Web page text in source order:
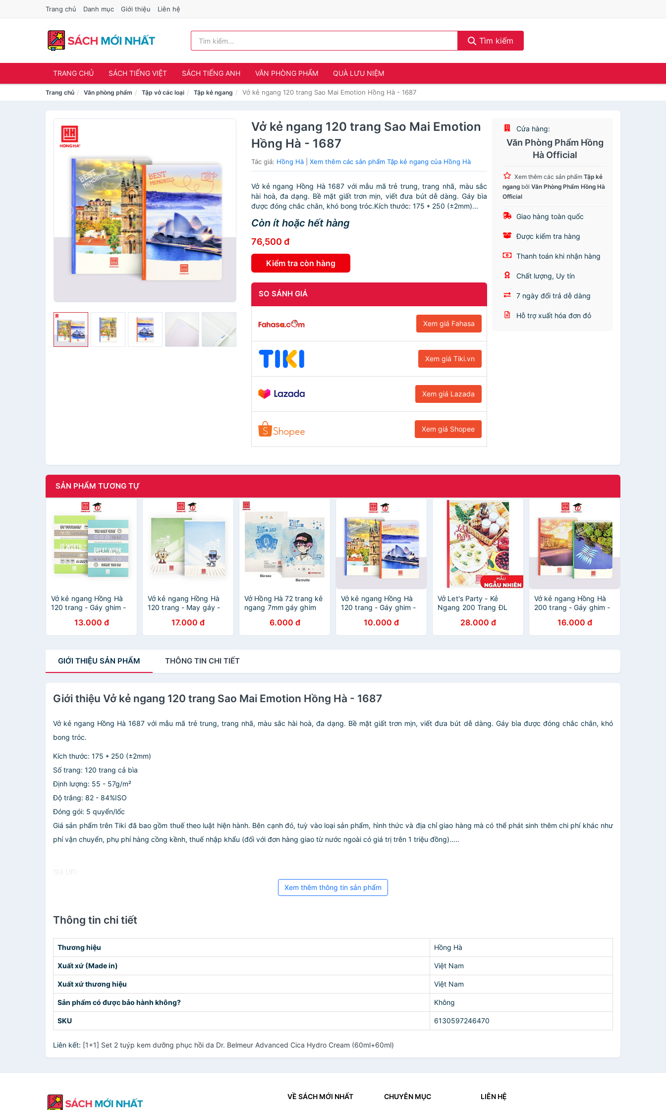
Trang chủ Danh mục Giới thiệu Liên hệ
Tìm kiếm
TRANG CHỦ SÁCH TIẾNG VIỆT SÁCH TIẾNG ANH VĂN PHÒNG PHẨM QUÀ LƯU NIỆM
Trang chủ Văn phòng phẩm Tập vở các loại Tập kẻ ngang Vở kẻ ngang 120 trang Sao Mai Emotion Hồng Hà - 1687
Vở kẻ ngang 120 trang Sao Mai Emotion
Hồng Hà - 1687
Tác giả: Hồng Hà |Xem thêm các sản phẩm Tập kẻ ngang của Hồng Hà
Vở kẻ ngang Hồng Hà 1687 với mẫu mã trẻ trung, trang nhã, màu sắc
hài hoà, đa dạng. Bề mặt giất trơn mịn, viết đưa bút dễ dàng. Gáy bìa
được đóng chắc chắn, khó bong tróc.Kích thước: 175 * 250 (±2mm)...
Còn ít hoặc hết hàng
76,500 đ
Kiểm tra còn hàng
SO SÁNH GIÁ
Xem giá Fahasa
Xem giá Tiki.vn
Xem giá Lazada
Xem giá Shopee
Cửa hàng:
Văn Phòng Phẩm Hồng
Hà Official
Xem thêm các sản phẩmTập kẻ
ngang bởiVăn Phòng Phẩm Hồng Hà
Official
Giao hàng toàn quốc
Được kiểm tra hàng
Thanh toán khi nhận hàng
Chất lượng, Uy tín
7 ngày đổi trả dễ dàng
Hỗ trợ xuất hóa đơn đỏ
SẢN PHẨM TƯƠNG TỰ
Vở kẻ ngang Hồng Hà
120 trang - Gáy ghim -
định lượng 70 gm2 độ
sáng 90-92 ISO Khổ vở
13.000 đ
Vở kẻ ngang Hồng Hà
120 trang - May gáy -
lượng 70 m2 độ sáng
90-92 ISO Khổ vở 180 x
17.000 đ
Vở Hồng Hà 72 trang kẻ
ngang 7mm gáy ghim
1693 định lượng 55 -
57gsm độ trắng 84%
6.000 đ
Vở kẻ ngang Hồng Hà
120 trang - Gáy ghim -
1687 định lượng 55-
57gm2 độ sáng 82-84
10.000 đ
Vở Let's Party - Kẻ
Ngang 200 Trang ĐL
(Mẫu Màu Giao Ngẫu
Nhiên)
28.000 đ
Vở kẻ ngang Hồng Hà
200 trang - Gáy ghim -
1688 định lượng 55-
57gm2 độ sáng 82-84
16.000 đ
GIỚI THIỆU SẢN PHẨM THÔNG TIN CHI TIẾT
Giới thiệu Vở kẻ ngang 120 trang Sao Mai Emotion Hồng Hà - 1687
Vở kẻ ngang Hồng Hà 1687 với mẫu mã trẻ trung, trang nhã, màu sắc hài hoà, đa dạng. Bề mặt giất trơn mịn, viết đưa bút dễ dàng. Gáy bìa được đóng chắc chắn, khó
bong tróc.
Kích thước: 175 * 250 (±2mm)
Số trang: 120 trang cả bìa
Định lượng: 55 - 57g/m²
Độ trắng: 82 - 84%ISO
Đóng gói: 5 quyển/lốc
Giá sản phẩm trên Tiki đã bao gồm thuế theo luật hiện hành. Bên cạnh đó, tuỳ vào loại sản phẩm, hình thức và địa chỉ giao hàng mà có thể phát sinh thêm chi phí khác như
phí vận chuyển, phụ phí hàng cồng kềnh, thuế nhập khẩu (đối với đơn hàng giao từ nước ngoài có giá trị trên 1 triệu đồng).....
Giá UFI
Xem thêm thông tin sản phẩm
Thông tin chi tiết
Thương hiệu Hồng Hà
Xuất xứ (Made in) Việt Nam
Xuất xứ thương hiệu Việt Nam
Sản phẩm có được bảo hành không? Không
SKU 6130597246470
Liên kết: [1+1] Set 2 tuýp kem dưỡng phục hồi da Dr. Belmeur Advanced Cica Hydro Cream (60ml+60ml)
VỀ SÁCH MỚI NHẤT CHUYÊN MỤC LIÊN HỆ